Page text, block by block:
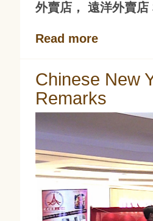
外賣店， 遠洋外賣
Read more
Chinese New
Remarks